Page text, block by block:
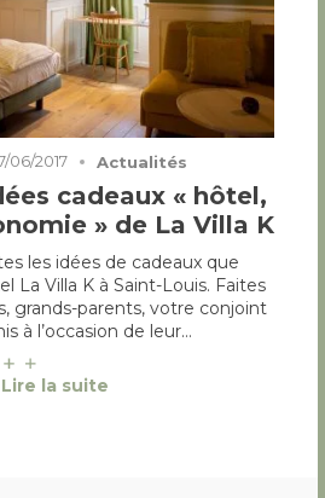
06/2017 Actualités
cadeaux « hôtel,
» de La Villa K
les idées de cadeaux que
La Villa K à Saint-Louis. Faites
grands-parents, votre conjoint
à l’occasion de leur…
Lire la suite